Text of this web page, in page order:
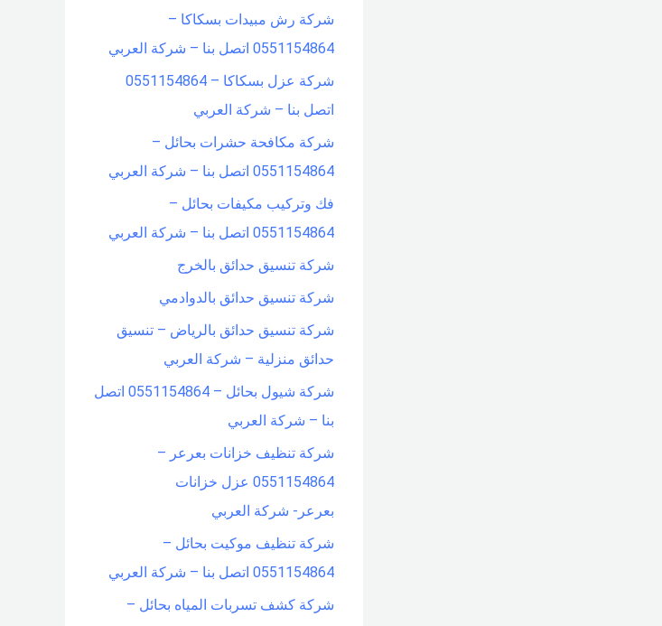
شركة رش مبيدات بسكاكا –
0551154864 اتصل بنا – شركة العربي
شركة عزل بسكاكا – 0551154864
اتصل بنا – شركة العربي
شركة مكافحة حشرات بحائل –
0551154864 اتصل بنا – شركة العربي
فك وتركيب مكيفات بحائل –
0551154864 اتصل بنا – شركة العربي
شركة تنسيق حدائق بالخرج
شركة تنسيق حدائق بالدوادمي
شركة تنسيق حدائق بالرياض – تنسيق
حدائق منزلية – شركة العربي
شركة شيول بحائل – 0551154864 اتصل
بنا – شركة العربي
شركة تنظيف خزانات بعرعر –
0551154864 عزل خزانات
بعرعر- شركة العربي
شركة تنظيف موكيت بحائل –
0551154864 اتصل بنا – شركة العربي
شركة كشف تسربات المياه بحائل –